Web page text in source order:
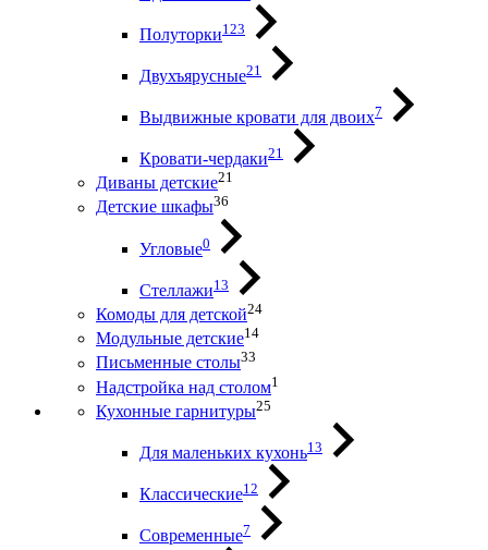
Полуторки123
Двухъярусные21
Выдвижные кровати для двоих7
Кровати-чердаки21
Диваны детские21
Детские шкафы36
Угловые0
Стеллажи13
Комоды для детской24
Модульные детские14
Письменные столы33
Надстройка над столом1
Кухонные гарнитуры25
Для маленьких кухонь13
Классические12
Современные7